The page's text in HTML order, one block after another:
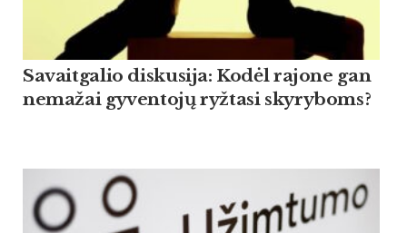
Savaitgalio diskusija: Kodėl rajone gan
nemažai gyventojų ryžtasi skyryboms?